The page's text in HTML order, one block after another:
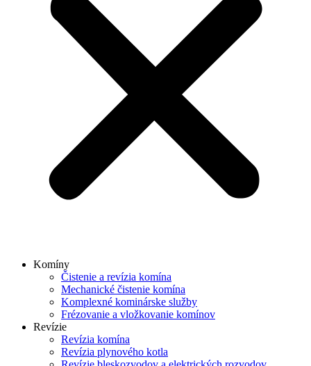
Komíny
Čistenie a revízia komína
Mechanické čistenie komína
Komplexné kominárske služby
Frézovanie a vložkovanie komínov
Revízie
Revízia komína
Revízia plynového kotla